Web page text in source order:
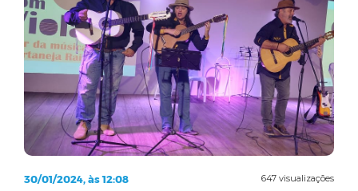
647 visualizações
30/01/2024, às 12:08